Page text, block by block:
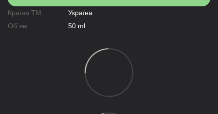
Країна ТМ
Україна
Об`єм
50 ml